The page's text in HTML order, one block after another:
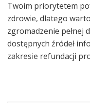
Twoim priorytetem
zdrowie, dlatego
zgromadzenie pełnej
dostępnych źródeł
zakresie refundacji